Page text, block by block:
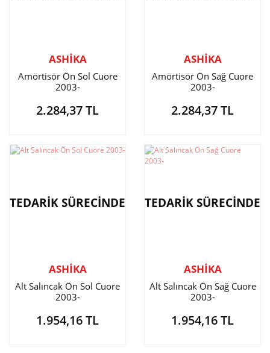
ASHİKA
Amörtisör Ön Sol Cuore
2003-
2.284,37 TL
ASHİKA
Amörtisör Ön Sağ Cuore
2003-
2.284,37 TL
TEDARİK SÜRECİNDE
ASHİKA
Alt Salıncak Ön Sol Cuore
2003-
1.954,16 TL
TEDARİK SÜRECİNDE
ASHİKA
Alt Salıncak Ön Sağ Cuore
2003-
1.954,16 TL